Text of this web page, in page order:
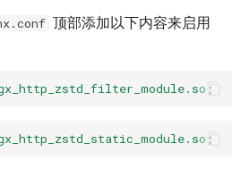
$is_ai_crawler
$is_console
$is_desktop
顶部添加以下内容来启用
;
;